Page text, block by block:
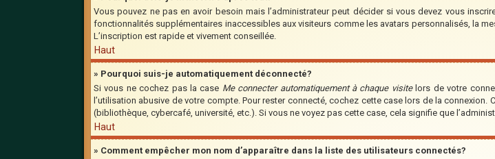
Vous pouvez ne pas en avoir besoin mais l’administrateur peut décider si vous devez vous
fonctionnalités supplémentaires inaccessibles aux visiteurs comme les avatars personnalisés, la
L’inscription est rapide et vivement conseillée.
Haut
» Pourquoi suis-je automatiquement déconnecté?
Si vous ne cochez pas la case Me connecter automatiquement à chaque visitelors de votre
l’utilisation abusive de votre compte. Pour rester connecté, cochez cette case lors de la
(bibliothèque, cybercafé, université, etc.). Si vous ne voyez pas cette case, cela signifie que
Haut
» Comment empêcher mon nom d’apparaître dans la liste des utilisateurs connectés?